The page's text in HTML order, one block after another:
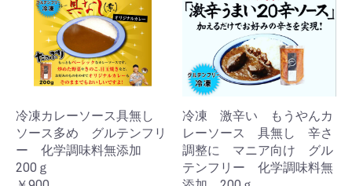
冷凍カレーソース具無し
ソース多め グルテンフリ
ー 化学調味料無添加
200ｇ
冷凍 激辛い もうやんカ
レーソース 具無し 辛さ
調整に マニア向け グル
テンフリー 化学調味料無